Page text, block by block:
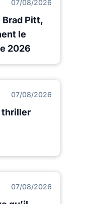
07/08/2026
Pitt,
le
2026
07/08/2026
thriller
07/08/2026